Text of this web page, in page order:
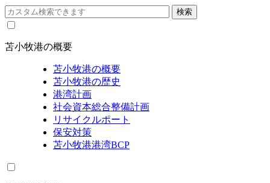
苫小牧港の概要
苫小牧港の概要
苫小牧港の歴史
港湾計画
社会資本総合整備計画
リサイクルポート
保安対策
苫小牧港港湾BCP